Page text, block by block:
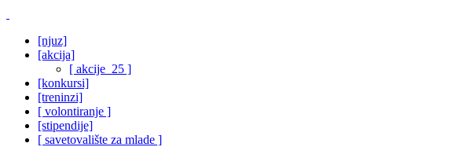
[njuz]
[akcija]
[ akcije_25 ]
[konkursi]
[treninzi]
[ volontiranje ]
[stipendije]
[ savetovalište za mlade ]